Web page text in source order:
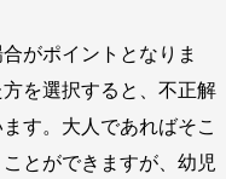
がポイントとなりま
を選択すると、不正解
す。大人であればそこ
とができますが、幼児